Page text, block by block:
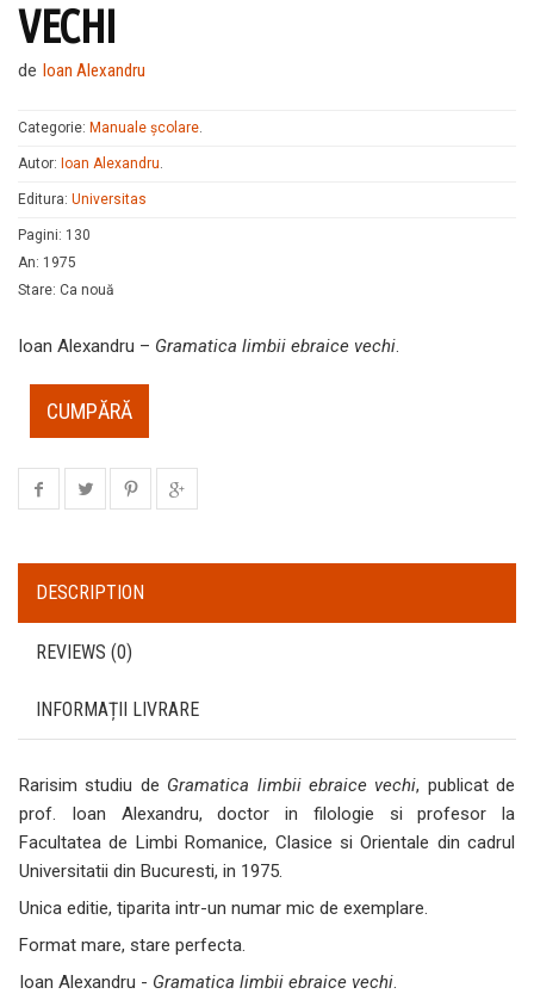
VECHI
de Ioan Alexandru
Categorie: Manuale şcolare.
Autor: Ioan Alexandru.
Editura: Universitas
Pagini: 130
An: 1975
Stare: Ca nouă
Ioan Alexandru – Gramatica limbii ebraice vechi.
CUMPĂRĂ
DESCRIPTION
REVIEWS (0)
INFORMAȚII LIVRARE
Rarisim studiu de Gramatica limbii ebraice vechi, publicat de
prof. Ioan Alexandru, doctor in filologie si profesor la
Facultatea de Limbi Romanice, Clasice si Orientale din cadrul
Universitatii din Bucuresti, in 1975.
Unica editie, tiparita intr-un numar mic de exemplare.
Format mare, stare perfecta.
Ioan Alexandru - Gramatica limbii ebraice vechi.